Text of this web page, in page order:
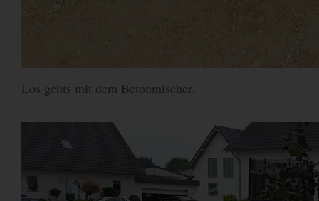
Los gehts mit dem Betonmischer.